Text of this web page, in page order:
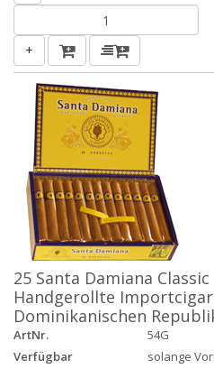
+
25 Santa Damiana
Handgerollte
Dominikanischen
ArtNr.
54G
Verfügbar
solange